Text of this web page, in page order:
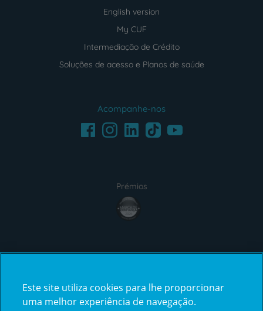
English version
My CUF
Intermediação de Crédito
Soluções de acesso e Planos de saúde
Acompanhe-nos
FacebookInstagramLinkedInTikTokYoutube
Prémios
award4
certification2certification3
Este site utiliza cookies para lhe proporcionar
uma melhor experiência de navegação.